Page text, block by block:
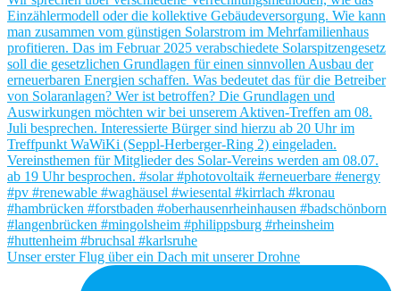
Unser erster Flug über ein Dach mit unserer Drohne